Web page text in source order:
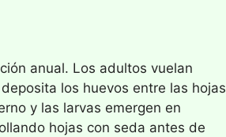
anual. Los adultos vuelan
los huevos entre las hojas
y las larvas emergen en
hojas con seda antes de